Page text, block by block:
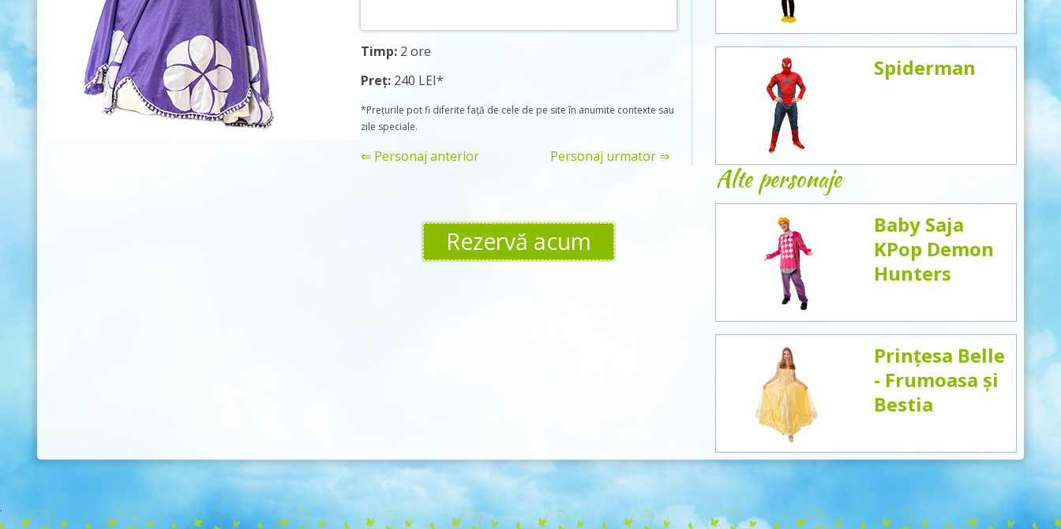
Timp: 2 ore
Preț: 240 LEI*
*Prețurile pot fi diferite față de cele de pe site în anumite contexte sau
zile speciale.
Rezervă acum
⇐ Personaj anterior Personaj urmator ⇒
Spiderman
Alte personaje
Baby Saja
KPop Demon
Hunters
Prințesa Belle
- Frumoasa și
Bestia